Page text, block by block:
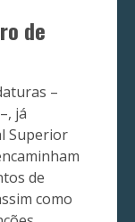
de
–
já
Superior
de
como